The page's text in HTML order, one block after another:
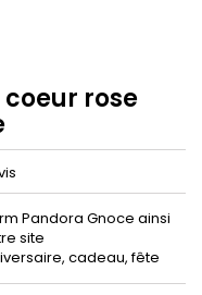
rose
Pandora Gnoce ainsi
site
cadeau, fête